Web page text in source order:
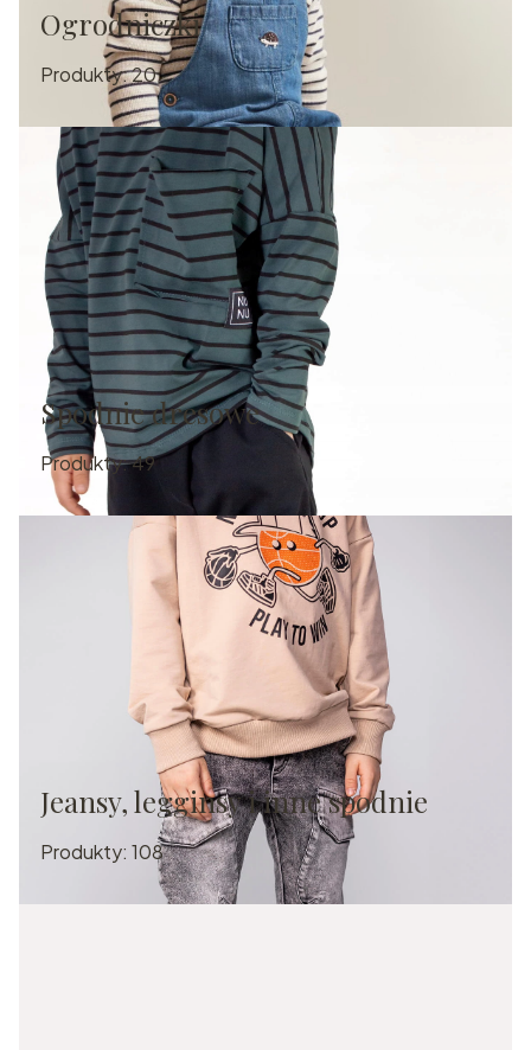
Ogrodniczki
Produkty:20
Spodnie dresowe
Produkty:49
Jeansy, legginsy i inne spodnie
Produkty: 108